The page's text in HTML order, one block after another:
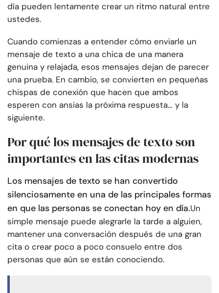
día pueden lentamente crear un ritmo natural entre
ustedes.
Cuando comienzas a entender cómo enviarle un
mensaje de texto a una chica de una manera
genuina y relajada, esos mensajes dejan de parecer
una prueba. En cambio, se convierten en pequeñas
chispas de conexión que hacen que ambos
esperen con ansias la próxima respuesta… y la
siguiente.
Por qué los mensajes de texto son
importantes en las citas modernas
Los mensajes de texto se han convertido
silenciosamente en una de las principales formas
en que las personas se conectan hoy en día.Un
simple mensaje puede alegrarle la tarde a alguien,
mantener una conversación después de una gran
cita o crear poco a poco consuelo entre dos
personas que aún se están conociendo.